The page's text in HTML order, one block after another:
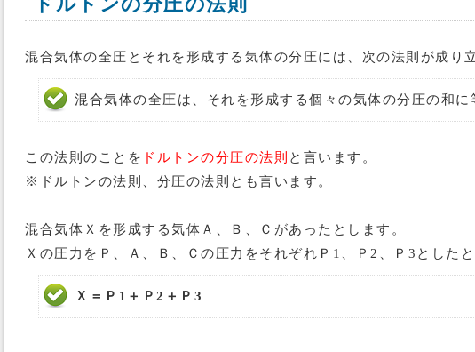
混合気体の全圧とそれを形成する気体の分圧には、次の法則が成り
混合気体の全圧は、それを形成する個々の気体の分圧の和に
この法則のことを ドルトンの分圧の法則 と言います。
※ドルトンの法則、分圧の法則とも言います。
混合気体Ｘを形成する気体Ａ、Ｂ、Ｃがあったとします。
Ｘの圧力をＰ、Ａ、Ｂ、Ｃの圧力をそれぞれＰ1、Ｐ2、Ｐ3とした
Ｘ＝Ｐ1＋Ｐ2＋Ｐ3